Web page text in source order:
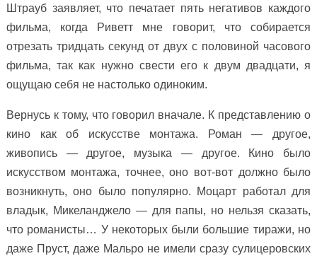
Штрауб заявляет, что печатает пять негативов каждого
фильма, когда Риветт мне говорит, что собирается
отрезать тридцать секунд от двух с половиной часового
фильма, так как нужно свести его к двум двадцати, я
ощущаю себя не настолько одиноким.
Вернусь к тому, что говорил вначале. К представлению о
кино как об искусстве монтажа. Роман — другое,
живопись — другое, музыка — другое. Кино было
искусством монтажа, точнее, оно вот-вот должно было
возникнуть, оно было популярно. Моцарт работал для
владык, Микеланджело — для папы, но нельзя сказать,
что романисты… У некоторых были большие тиражи, но
даже Пруст, даже Мальро не имели сразу сулицеровских